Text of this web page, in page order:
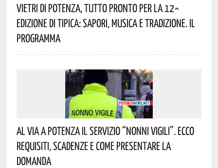
Vietri Di Potenza, Tutto Pronto Per La 12^
Edizione Di Tipica: Sapori, Musica E Tradizione. Il
Programma
Al Via A Potenza Il Servizio “Nonni Vigili”. Ecco
Requisiti, Scadenze E Come Presentare La
Domanda